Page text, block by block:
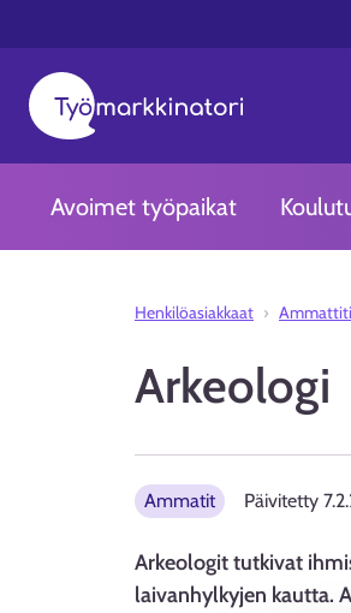
Avoimet työpaikat
Henkilöasiakkaat
Arkeologi
Ammatit Päivitetty
Arkeologit tutkivat
laivanhylkyjen kautta.